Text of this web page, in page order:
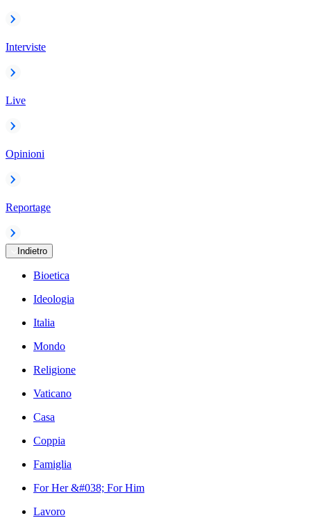
Interviste
Live
Opinioni
Reportage
Indietro
Bioetica
Ideologia
Italia
Mondo
Religione
Vaticano
Casa
Coppia
Famiglia
For Her &#038; For Him
Lavoro